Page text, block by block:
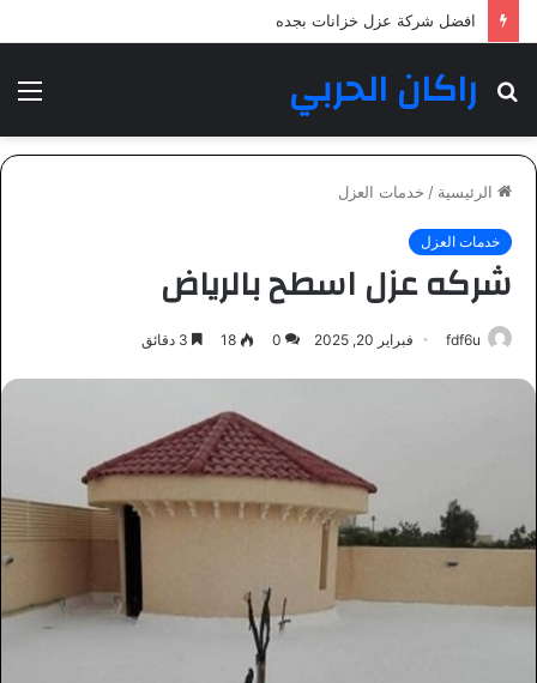
افضل شركة عزل خزانات بجده
راكان الحربيبحث
الرئيسية / خدمات العزل
خدمات العزل
شركه عزل اسطح بالرياض
fdf6u فبراير 20, 2025 0
18